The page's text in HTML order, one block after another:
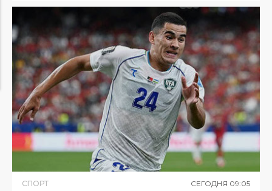
СПОРТ СЕГОДНЯ 09:05